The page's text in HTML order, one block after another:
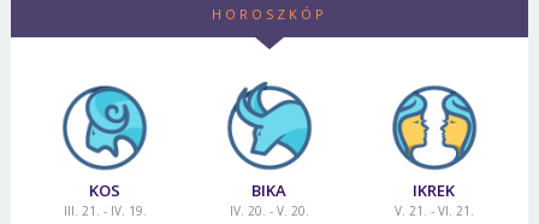
HOROSZKÓP
KOS
III. 21. - IV. 19.
BIKA
IV. 20. - V. 20.
IKREK
V. 21. - VI. 21.